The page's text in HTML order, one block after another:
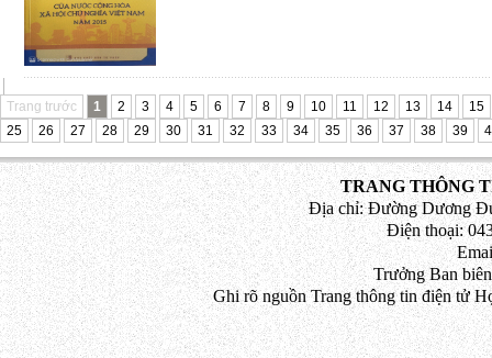
Trang trước 1 2 3 4 5 6 7 8 9 10 11 12 13 14
15
25
26 27 28 29 30 31 32 33 34 35 36 37 38 39
TRANG THÔNG
Địa chỉ: Đường Dương
Điện thoại:
Trưởng Ban
Ghi rõ nguồn Trang thông tin điện tử